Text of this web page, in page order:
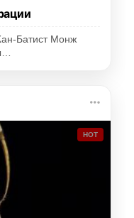
Батист Монж
HOT